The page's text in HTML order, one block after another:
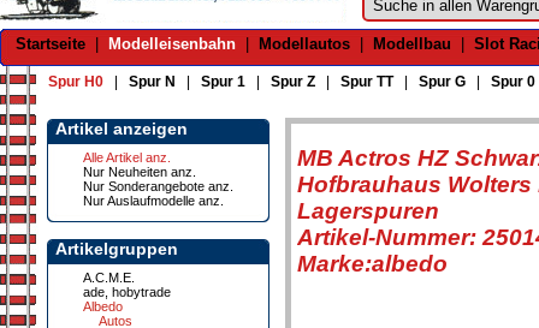
Startseite Modelleisenbahn Modellautos Modellbau Slot
Spur H0 Spur N Spur 1 Spur Z Spur TT| Spur G Spur 0
Artikel anzeigen
Alle Artikel anz.
Nur Neuheiten anz.
Nur Sonderangebote anz.
Nur Auslaufmodelle anz.
Artikelgruppen
A.C.M.E.
ade, hobytrade
Albedo
Autos
MB Actros HZ
Hofbrauhaus
Lagerspuren
Artikel-Nummer:
Marke:albedo